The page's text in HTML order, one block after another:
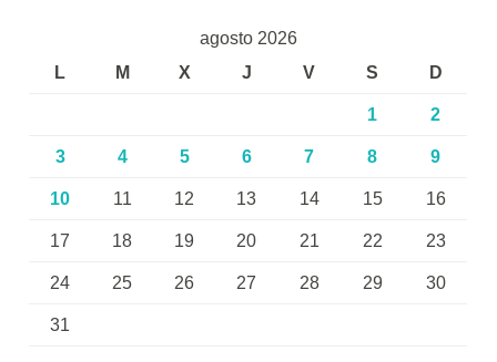
agosto 2026
L
M X J V S D
1 2
3 4 5 6 7 8 9
10 11 12 13 14 15 16
17 18 19 20 21 22 23
24 25 26 27 28 29 30
31